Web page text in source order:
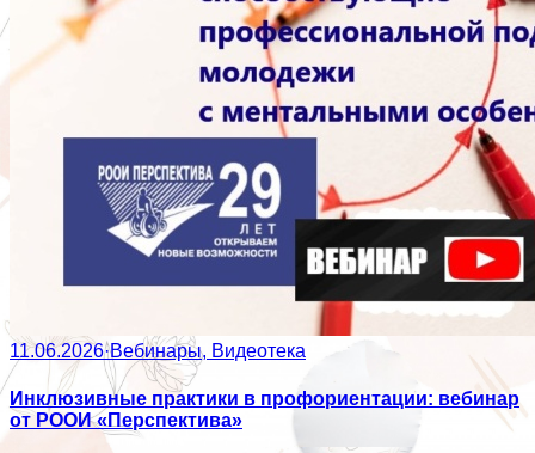
11.06.2026·Вебинары, Видеотека
Инклюзивные практики в профориентации: вебинар
от РООИ «Перспектива»